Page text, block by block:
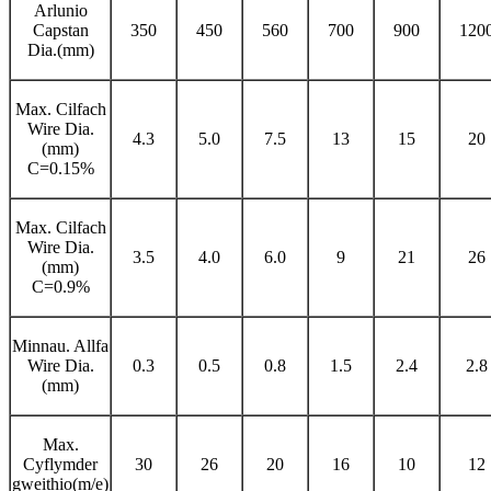
Arlunio
Capstan
Dia.(mm)
350 450 560 700 900
Max. Cilfach
Wire Dia.
(mm)
C=0.15%
4.3 5.0 7.5 13 15 20
Max. Cilfach
Wire Dia.
(mm)
C=0.9%
3.5 4.0 6.0 9 21 26
Minnau. Allfa
Wire Dia.
(mm)
0.3 0.5 0.8 1.5 2.4 2.8
Max.
Cyflymder
gweithio(m/e)
30 26 20 16 10 12